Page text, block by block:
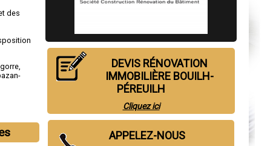
des
DEVIS RÉNOVATION
IMMOBILIÈRE BOUILH-
PÉREUILH
Cliquez ici
APPELEZ-NOUS